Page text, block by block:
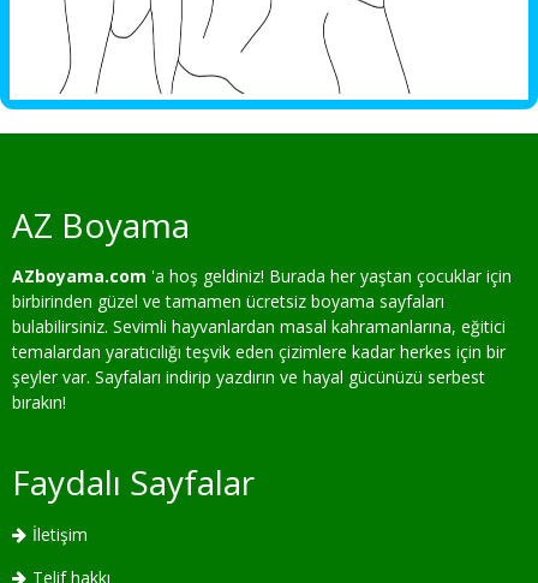
AZ Boyama
AZboyama.com 'a hoş geldiniz! Burada her yaştan çocuklar için
birbirinden güzel ve tamamen ücretsiz boyama sayfaları
bulabilirsiniz. Sevimli hayvanlardan masal kahramanlarına, eğitici
temalardan yaratıcılığı teşvik eden çizimlere kadar herkes için bir
şeyler var. Sayfaları indirip yazdırın ve hayal gücünüzü serbest
bırakın!
Faydalı Sayfalar
İletişim
Telif hakkı